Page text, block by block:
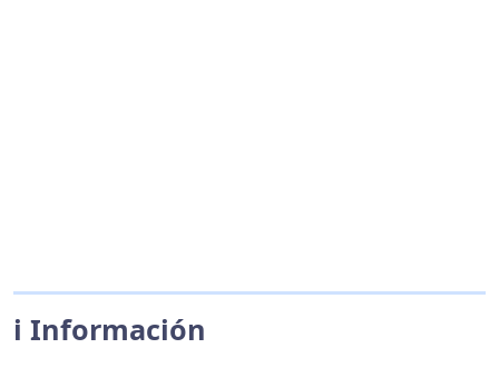
ℹ️ Información